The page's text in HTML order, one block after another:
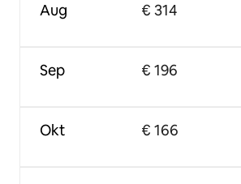
Aug
Sep
Okt
€ 314
€ 196
€ 166